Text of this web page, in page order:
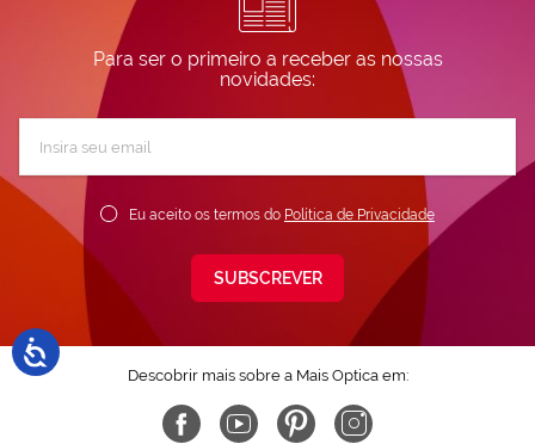
Para ser o primeiro a receber as nossas
novidades:
Newsletter:
Eu aceito os termos do Política de Privacidade
SUBSCREVER
Descobrir mais sobre a Mais Optica em: